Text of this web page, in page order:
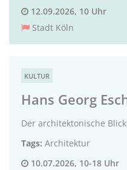
12.09.2026, 10 Uhr
Stadt Köln
KULTUR
Hans Georg
Der architektonische
Tags: Architektur
10.07.2026, 10-18 Uhr